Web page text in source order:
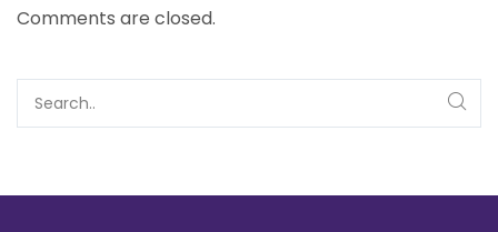
Comments are closed.